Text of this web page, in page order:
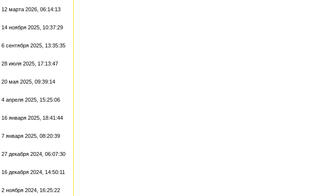
12 марта 2026, 06:14:13
14 ноября 2025, 10:37:29
6 сентября 2025, 13:35:35
28 июля 2025, 17:13:47
20 мая 2025, 09:39:14
4 апреля 2025, 15:25:06
16 января 2025, 18:41:44
7 января 2025, 08:20:39
27 декабря 2024, 06:07:30
16 декабря 2024, 14:50:11
2 ноября 2024, 16:25:22